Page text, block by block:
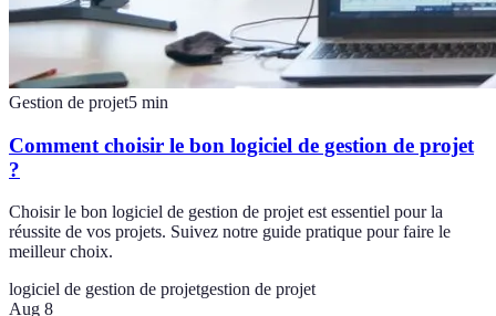
Gestion de projet5 min
Comment choisir le bon logiciel de gestion de projet
?
Choisir le bon logiciel de gestion de projet est essentiel pour la
réussite de vos projets. Suivez notre guide pratique pour faire le
meilleur choix.
logiciel de gestion de projetgestion de projet
Aug 8